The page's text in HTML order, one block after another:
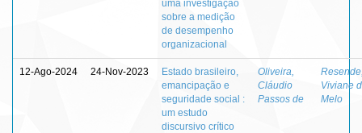
uma investigação
sobre a medição
de desempenho
organizacional
12-Ago-2024 24-Nov-2023
Estado brasileiro,
emancipação e
seguridade social :
um estudo
discursivo crítico
Oliveira,
Cláudio
Passos de
Viviane
Melo